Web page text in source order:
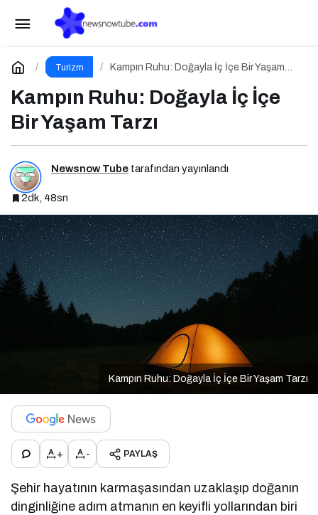
Turizm
Kampın Ruhu: Doğayla İç İçe Bir Yaşam
Kampın Ruhu: Doğayla İç İçe
Bir Yaşam Tarzı
Newsnow Tube tarafından yayınlandı
2dk, 48sn
Kampın Ruhu: Doğayla İç İçe Bir Yaşam Tarzı
+ - PAYLAŞ
Şehir hayatının karmaşasından uzaklaşıp doğanın
dinginliğine adım atmanın en keyifli yollarından biri
Erken Rezervasyonun Gücü: Tatilinizi
Planlayın, Avantajları Yakalayın!
Yorum Yap